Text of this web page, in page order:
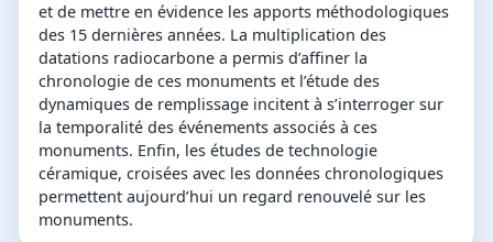
et de mettre en évidence les apports méthodologiques
des 15 dernières années. La multiplication des
datations radiocarbone a permis d’affiner la
chronologie de ces monuments et l’étude des
dynamiques de remplissage incitent à s’interroger sur
la temporalité des événements associés à ces
monuments. Enfin, les études de technologie
céramique, croisées avec les données chronologiques
permettent aujourd’hui un regard renouvelé sur les
monuments.